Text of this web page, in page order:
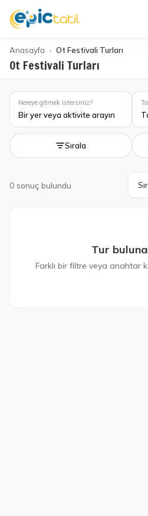
Anasayfa Ot Festivali Turları
Ot Festivali Turları
Nereye gitmek istersiniz?
Bir yer veya aktivite arayın
Sırala
0 sonuç bulundu
Tur
Farklı bir filtre veya anahtar